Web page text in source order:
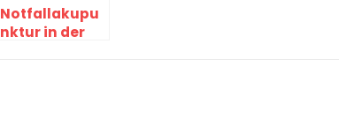
Notfallakupu
nktur in der